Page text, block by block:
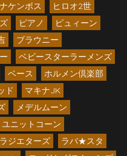
ケンボス
ヒロオ2世
ピアノ
ピュィーン
ブラウニー
ベビースターラーメンズ
ベース
ホルメン倶楽部
ド
マキナJK
メデルムーン
ユニットコーン
ラジエターズ
ラバ★スタ